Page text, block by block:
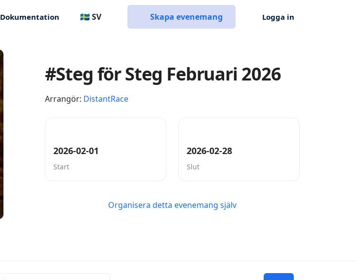
Dokumentation 🇸🇪 SV Skapa evenemang Logga in
#Steg för Steg Februari 2026
Arrangör: DistantRace
2026-02-01
Start
2026-02-28
Slut
Organisera detta evenemang själv